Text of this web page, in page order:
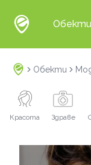
Обекти
Обекти
Красота Здраве